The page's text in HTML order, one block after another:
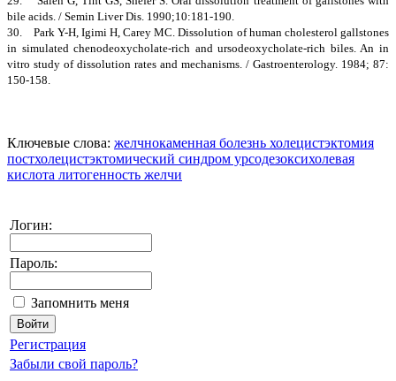
bile acids. / Semin Liver Dis. 1990;10:181-190.
30. Park Y-H, Igimi H, Carey MC. Dissolution of human cholesterol gallstones
in simulated chenodeoxycholate-rich and ursodeoxycholate-rich biles. An in
vitro study of dissolution rates and mechanisms. / Gastroenterology. 1984; 87:
150-158.
Ключевые слова: желчнокаменная болезнь холецистэктомия
постхолецистэктомический синдром урсодезоксихолевая
кислота литогенность желчи
Логин:
Пароль:
Запомнить меня
Регистрация
Забыли свой пароль?